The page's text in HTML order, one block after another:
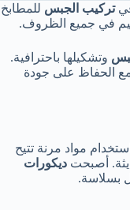
تركيب الجبس للمطابخ
في جميع الظروف.
وتشكيلها باحترافية.
الحفاظ على جودة
مواد مرنة تتيح
أصبحت ديكورات
بسلاسة.